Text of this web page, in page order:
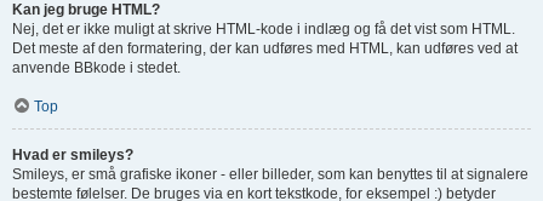
Kan jeg bruge HTML?
Nej, det er ikke muligt at skrive HTML-kode i indlæg og få det vist som HTML.
Det meste af den formatering, der kan udføres med HTML, kan udføres ved at
anvende BBkode i stedet.
Top
Hvad er smileys?
Smileys, er små grafiske ikoner - eller billeder, som kan benyttes til at signalere
bestemte følelser. De bruges via en kort tekstkode, for eksempel :) betyder